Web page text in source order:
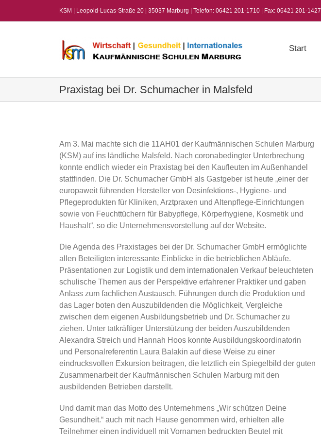
KSM | Leopold-Lucas-Straße 20 | 35037 Marburg | Telefon: 06421 201-1710 | Fax: 06421 201-1427
Start
Praxistag bei Dr. Schumacher in Malsfeld
Am 3. Mai machte sich die 11AH01 der Kaufmännischen Schulen Marburg
(KSM) auf ins ländliche Malsfeld. Nach coronabedingter Unterbrechung
konnte endlich wieder ein Praxistag bei den Kaufleuten im Außenhandel
stattfinden. Die Dr. Schumacher GmbH als Gastgeber ist heute „einer der
europaweit führenden Hersteller von Desinfektions-, Hygiene- und
Pflegeprodukten für Kliniken, Arztpraxen und Altenpflege-Einrichtungen
sowie von Feuchttüchern für Babypflege, Körperhygiene, Kosmetik und
Haushalt“, so die Unternehmensvorstellung auf der Website.
Die Agenda des Praxistages bei der Dr. Schumacher GmbH ermöglichte
allen Beteiligten interessante Einblicke in die betrieblichen Abläufe.
Präsentationen zur Logistik und dem internationalen Verkauf beleuchteten
schulische Themen aus der Perspektive erfahrener Praktiker und gaben
Anlass zum fachlichen Austausch. Führungen durch die Produktion und
das Lager boten den Auszubildenden die Möglichkeit, Vergleiche
zwischen dem eigenen Ausbildungsbetrieb und Dr. Schumacher zu
ziehen. Unter tatkräftiger Unterstützung der beiden Auszubildenden
Alexandra Streich und Hannah Hoos konnte Ausbildungskoordinatorin
und Personalreferentin Laura Balakin auf diese Weise zu einer
eindrucksvollen Exkursion beitragen, die letztlich ein Spiegelbild der guten
Zusammenarbeit der Kaufmännischen Schulen Marburg mit den
ausbildenden Betrieben darstellt.
Und damit man das Motto des Unternehmens „Wir schützen Deine
Gesundheit.“ auch mit nach Hause genommen wird, erhielten alle
Teilnehmer einen individuell mit Vornamen bedruckten Beutel mit